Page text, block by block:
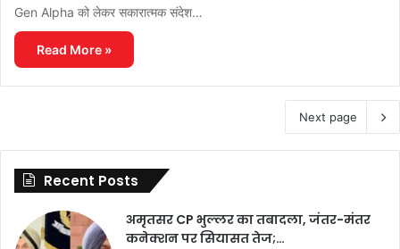
Gen Alpha को लेकर सकारात्मक संदेश…
Read More »
Next page
Recent Posts
अमृतसर CP भुल्लर का तबादला, जंतर-मंतर
कनेक्शन पर सियासत तेज;…